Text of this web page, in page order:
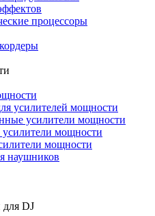
процессоры
усилителей мощности
усилители мощности
мощности
мощности
наушников
DJ